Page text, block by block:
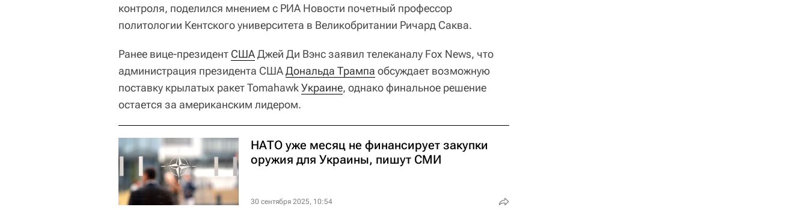
контроля, поделился мнением с РИА Новости почетный профессор
политологии Кентского университета в Великобритании Ричард Саква.
Ранее вице-президент СШАДжей Ди Вэнс заявил телеканалу Fox News, что
администрация президента СШАДональда Трампа обсуждает возможную
поставку крылатых ракет Tomahawk Украине, однако финальное решение
остается за американским лидером.
НАТО уже месяц не финансирует закупки
оружия для Украины, пишут СМИ
30 сентября 2025, 10:54